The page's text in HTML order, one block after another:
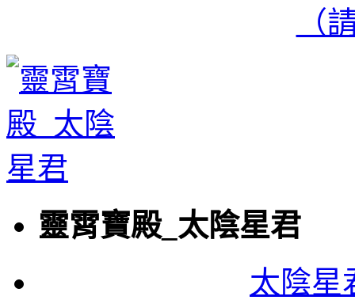
（
靈霄寶殿_太陰星君
太陰星